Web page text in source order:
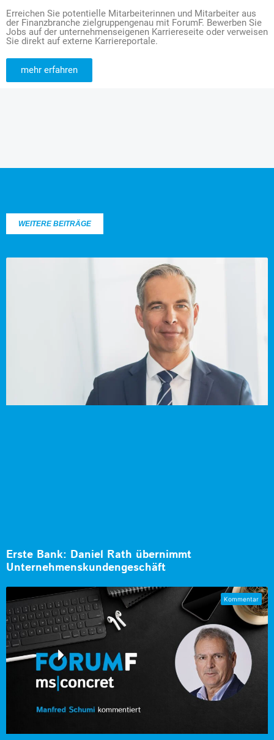
Erreichen Sie potentielle Mitarbeiterinnen und Mitarbeiter aus
der Finanzbranche zielgruppengenau mit ForumF. Bewerben Sie
Jobs auf der unternehmenseigenen Karriereseite oder verweisen
Sie direkt auf externe Karriereportale.
mehr erfahren
WEITERE BEITRÄGE
Erste Bank: Daniel Rath übernimmt
Unternehmenskundengeschäft